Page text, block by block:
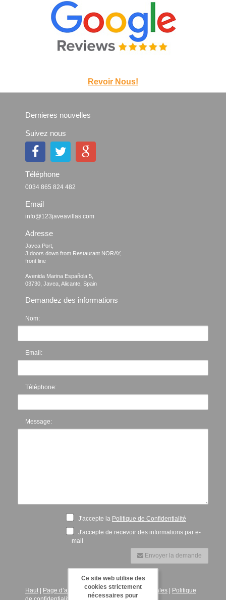
Revoir Nous!
Dernieres nouvelles
Suivez nous
Téléphone
0034 865 824 482
Email
info@123javeavillas.com
Adresse
Javea Port,
3 doors down from Restaurant NORAY,
front line
Avenida Marina Española 5,
Demandez des informations
Nom:
Email:
Téléphone:
Message:
J'accepte la Politique de Confidentialité
J'accepte de recevoir des informations par e-
mail
Envoyer la demande
Haut Page d’accueil |Contactez|Mentions légales
Politique
Ce site web utilise des
cookies strictement
nécessaires pour